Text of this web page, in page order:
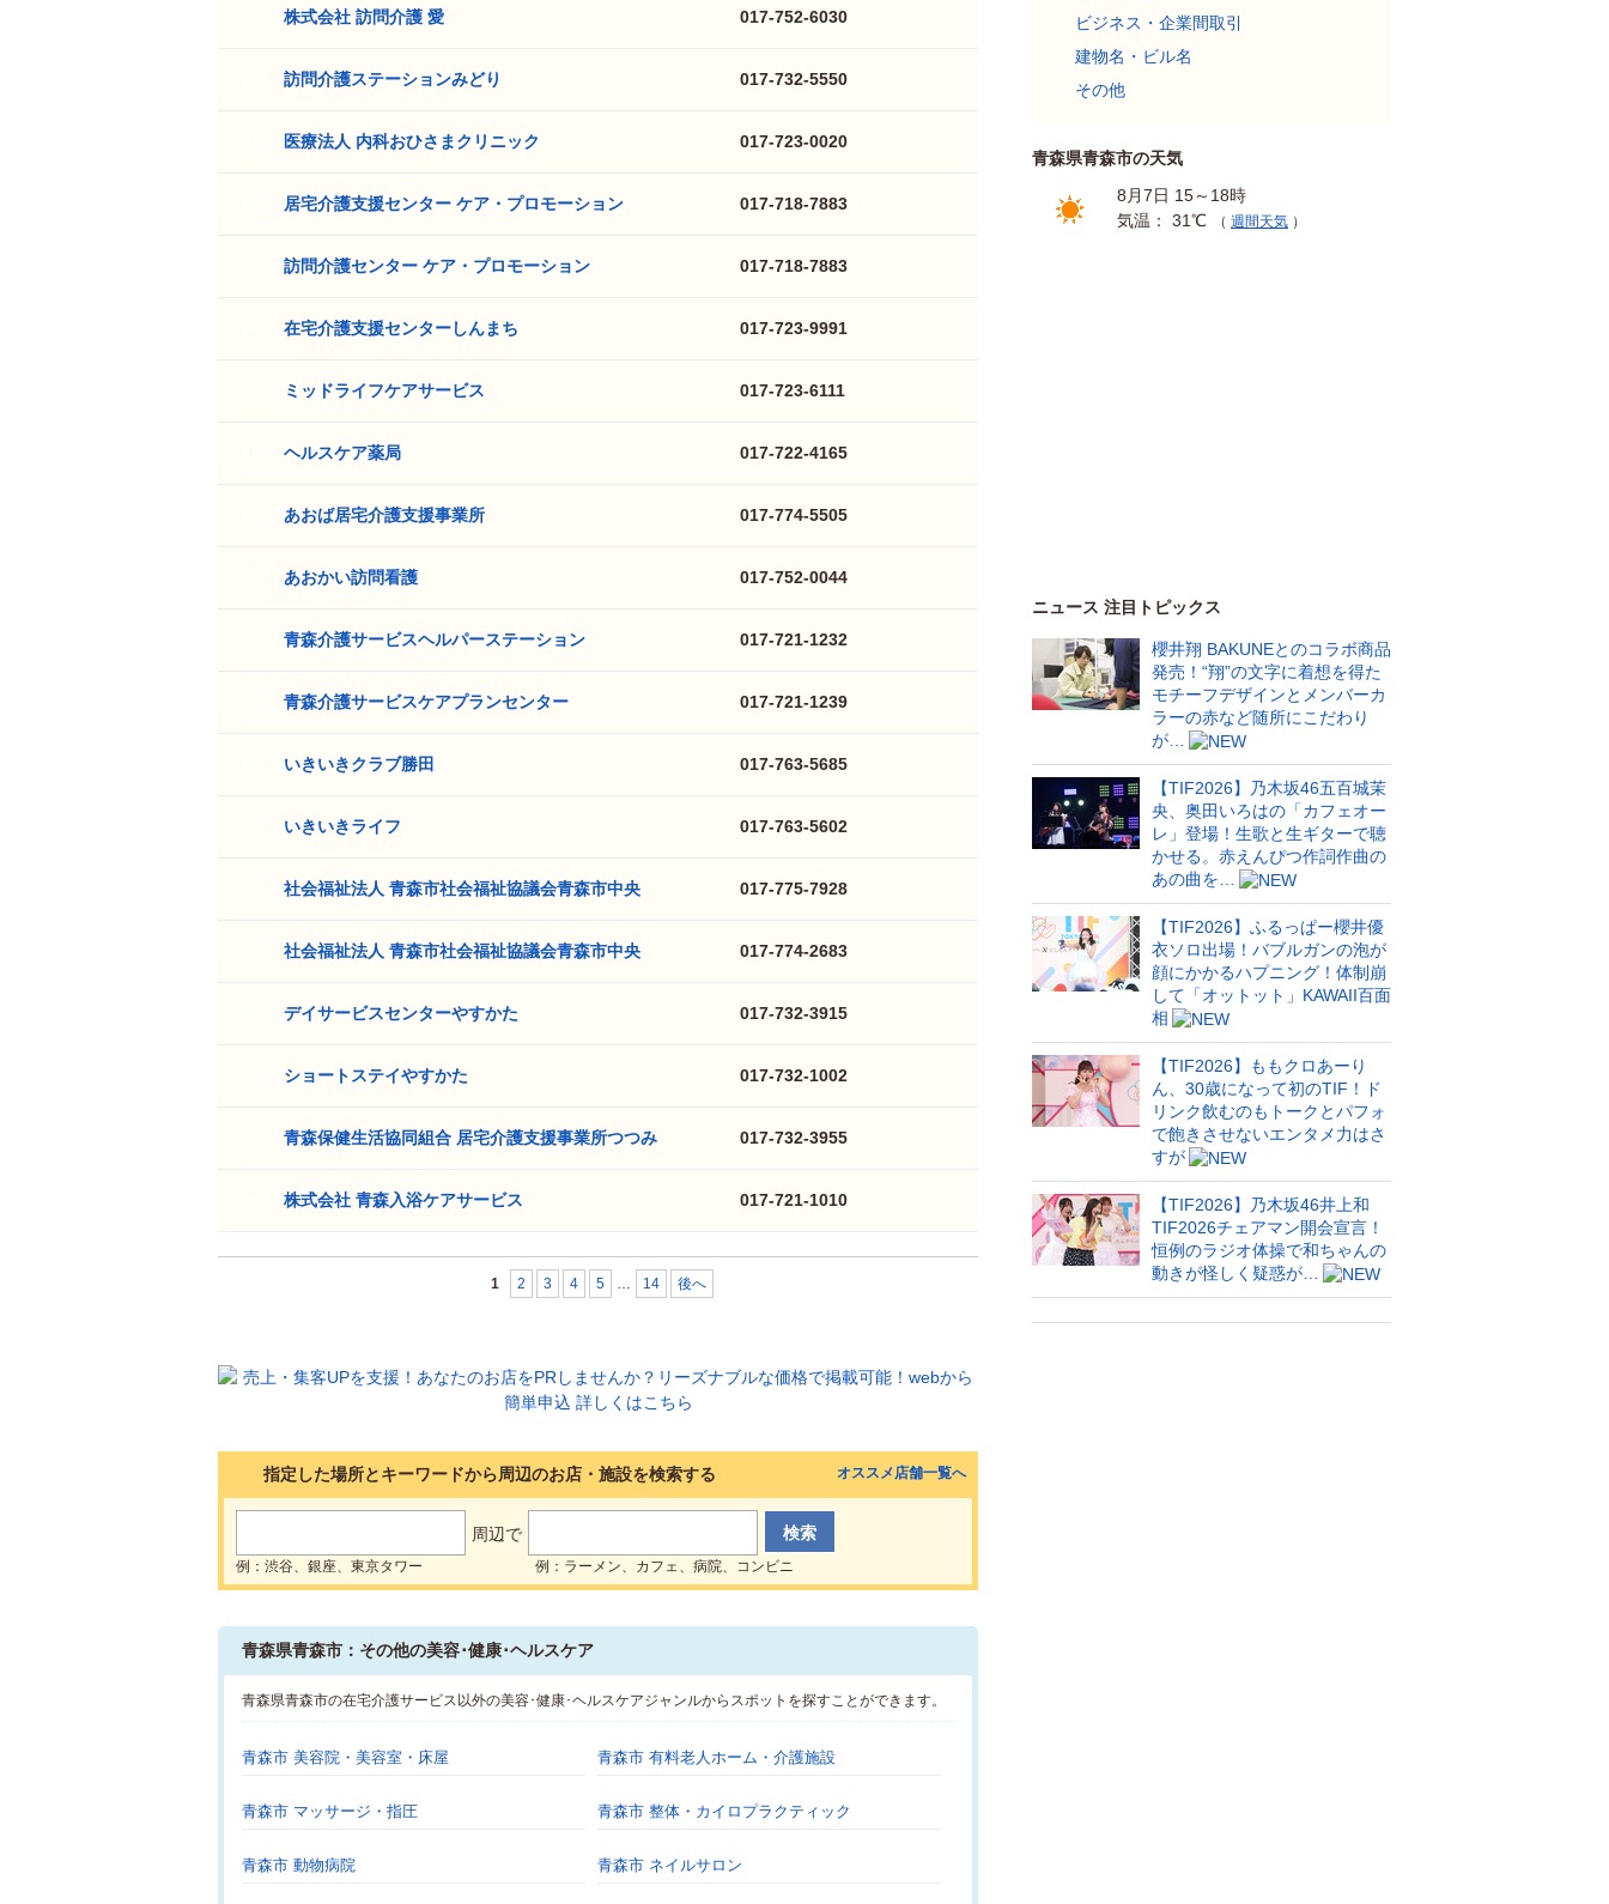
株式会社 訪問介護 愛 017-752-6030
訪問介護ステーションみどり 017-732-5550
医療法人 内科おひさまクリニック 017-723-0020
居宅介護支援センター ケア・プロモーション 017-718-7883
訪問介護センター ケア・プロモーション 017-718-7883
在宅介護支援センターしんまち 017-723-9991
ミッドライフケアサービス 017-723-6111
ヘルスケア薬局 017-722-4165
あおば居宅介護支援事業所 017-774-5505
あおかい訪問看護 017-752-0044
青森介護サービスヘルパーステーション 017-721-1232
青森介護サービスケアプランセンター 017-721-1239
いきいきクラブ勝田 017-763-5685
いきいきライフ 017-763-5602
社会福祉法人 青森市社会福祉協議会青森市中央 017-775-7928
社会福祉法人 青森市社会福祉協議会青森市中央 017-774-2683
デイサービスセンターやすかた 017-732-3915
ショートステイやすかた 017-732-1002
青森保健生活協同組合 居宅介護支援事業所つつみ 017-732-3955
株式会社 青森入浴ケアサービス 017-721-1010
1 2 3 4 5 … 14 後へ
指定した場所とキーワードから周辺のお店・施設を検索する
周辺で
例：渋谷、銀座、東京タワー 例：ラーメン、カフェ、病院、コンビニ
オススメ店舗一覧へ
青森県青森市：その他の美容･健康･ヘルスケア
青森県青森市の在宅介護サービス以外の美容･健康･ヘルスケアジャンルからスポットを探すことができます。
青森市 美容院・美容室・床屋 青森市 有料老人ホーム・介護施設
青森市 マッサージ・指圧 青森市 整体・カイロプラクティック
青森市 動物病院 青森市 ネイルサロン
ビジネス・企業間取引
建物名・ビル名
その他
青森県青森市の天気
8月7日 15～18時
気温： 31℃
（ 週間天気 ）
ニュース 注目トピックス
櫻井翔 BAKUNEとのコラボ商品
発売！“翔”の文字に着想を得た
モチーフデザインとメンバーカ
ラーの赤など随所にこだわり
が…
【TIF2026】乃木坂46五百城茉
央、奥田いろはの「カフェオー
レ」登場！生歌と生ギターで聴
かせる。赤えんぴつ作詞作曲の
あの曲を…
【TIF2026】ふるっぱー櫻井優
衣ソロ出場！バブルガンの泡が
顔にかかるハプニング！体制崩
して「オットット」KAWAII百面
相
【TIF2026】ももクロあーり
ん、30歳になって初のTIF！ド
リンク飲むのもトークとパフォ
で飽きさせないエンタメ力はさ
すが
【TIF2026】乃木坂46井上和
TIF2026チェアマン開会宣言！
恒例のラジオ体操で和ちゃんの
動きが怪しく疑惑が…